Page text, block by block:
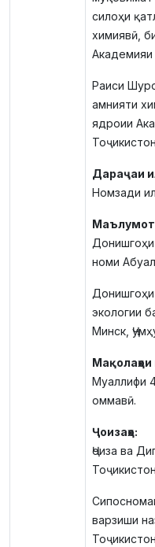
силоҳи
химиявӣ,
Академияи
Раиси
амнияти
ядроии
Дараҷаи
Номзади
Маълумот
номи
экологии
Минск,
Муаллифи
оммавӣ.
Ҷоизаҳо:
Ҷоиза ва
варзиши